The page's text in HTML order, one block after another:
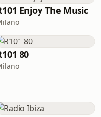
Enjoy The Music
80